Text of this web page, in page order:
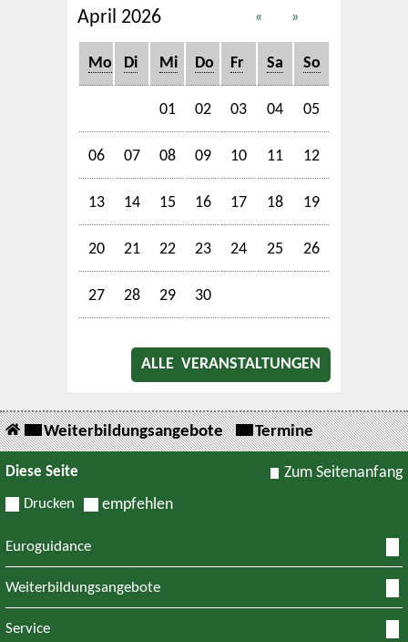
April 2026 « »
Mo Di Mi Do Fr Sa So
01 02 03 04 05
06 07 08 09 10 11 12
13 14 15 16 17 18 19
20 21 22 23 24 25 26
27 28 29 30
ALLE VERANSTALTUNGEN
Weiterbildungsangebote Termine
Diese Seite
Drucken empfehlen
Zum Seitenanfang
Euroguidance
Weiterbildungsangebote
Service